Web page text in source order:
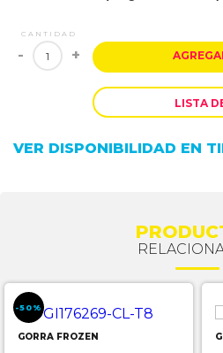
CANTIDAD
- +
LISTA
VER DISPONIBILIDAD EN
-50%
GORRA FROZEN